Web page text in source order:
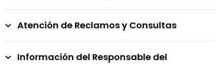
Atención de Reclamos y Consultas
Información del Responsable del